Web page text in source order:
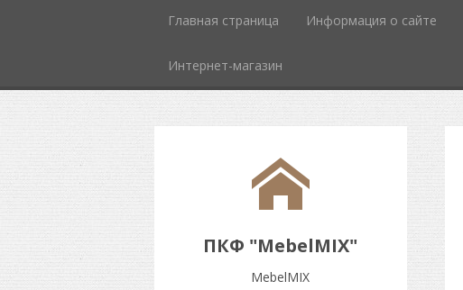
Главная страница Информация о сайте
Интернет-магазин
ПКФ "MebelMIX"
MebelMIX